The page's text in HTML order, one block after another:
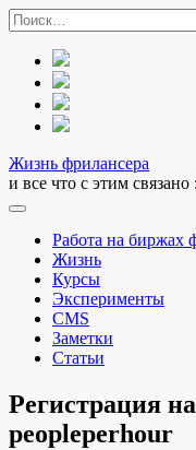
Skip
to
content
Найти:
Жизнь фрилансера
и все что с этим связано
Работа на биржах
Жизнь
Курсы
Эксперименты
CMS
Заметки
Статьи
Регистрация
peopleperhour